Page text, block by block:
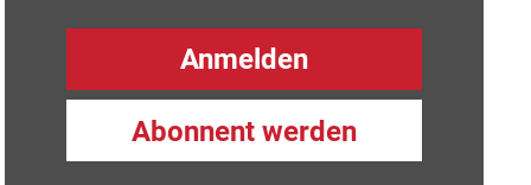
Anmelden
Abonnent werden